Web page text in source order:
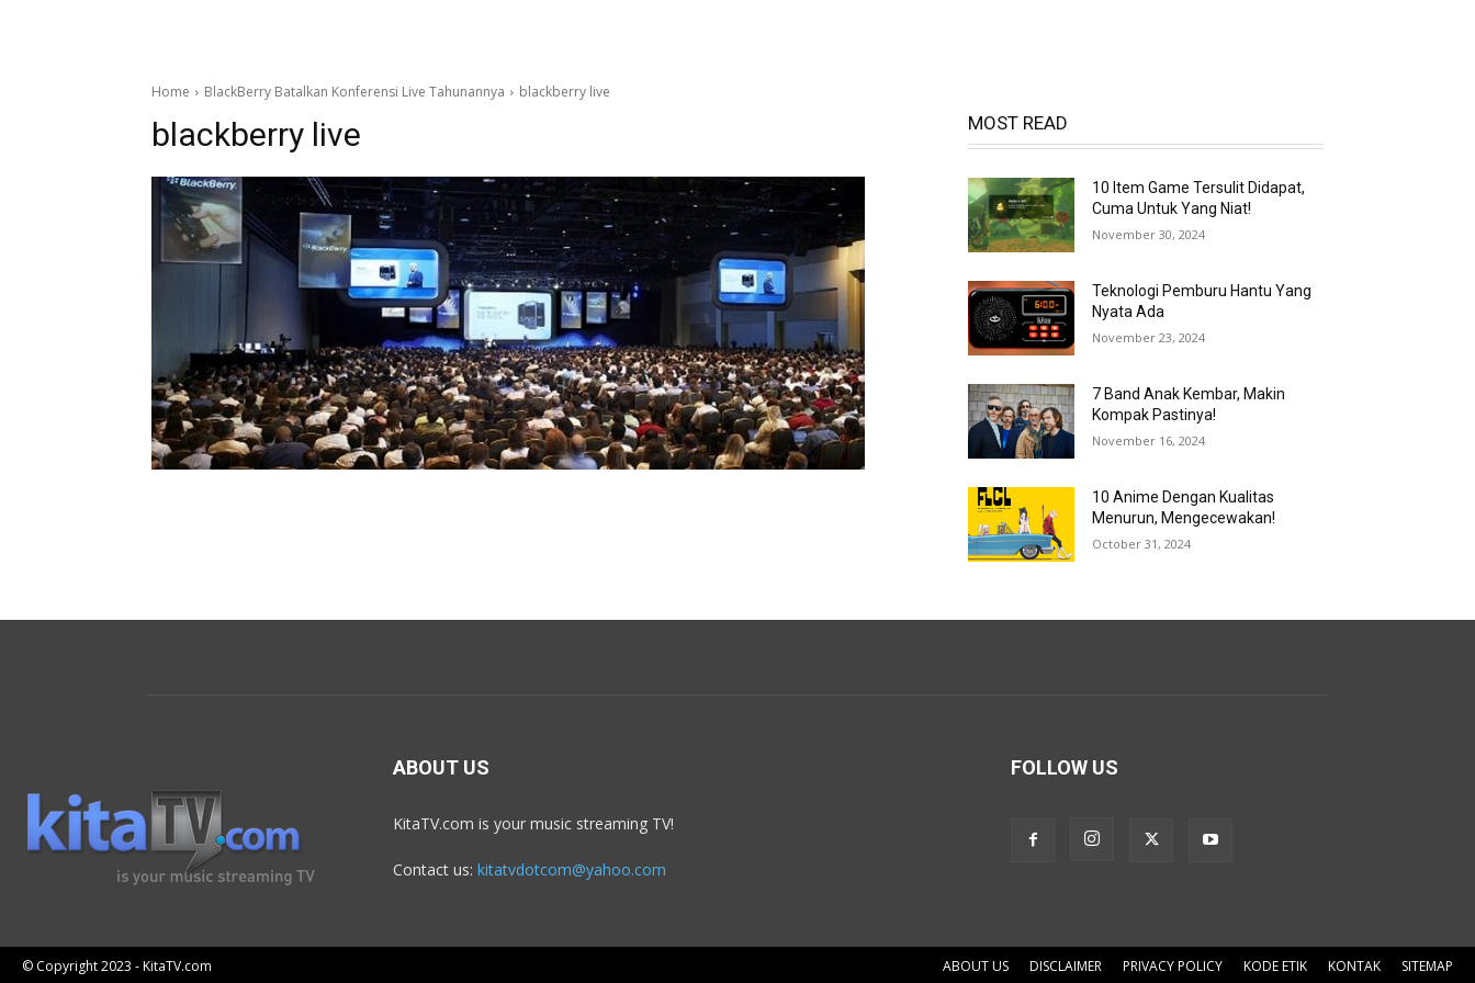
Home BlackBerry Batalkan Konferensi Live Tahunannya blackberry live
blackberry live MOST READ
10 Item Game Tersulit Didapat,
Cuma Untuk Yang Niat!
November 30, 2024
Teknologi Pemburu Hantu Yang
Nyata Ada
November 23, 2024
7 Band Anak Kembar, Makin
Kompak Pastinya!
November 16, 2024
10 Anime Dengan Kualitas
Menurun, Mengecewakan!
October 31, 2024
ABOUT US
KitaTV.com is your music streaming TV!
Contact us: kitatvdotcom@yahoo.com
FOLLOW US
ABOUT US DISCLAIMER PRIVACY POLICY KODE ETIK KONTAK SITEMAP
© Copyright 2023 - KitaTV.com